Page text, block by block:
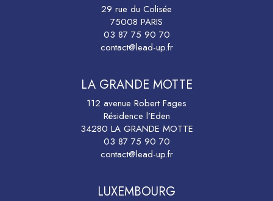
29 rue du Colisée
75008 PARIS
03 87 75 90 70
contact@lead-up.fr
LA GRANDE MOTTE
112 avenue Robert Fages
Résidence l’Eden
34280 LA GRANDE MOTTE
03 87 75 90 70
contact@lead-up.fr
LUXEMBOURG